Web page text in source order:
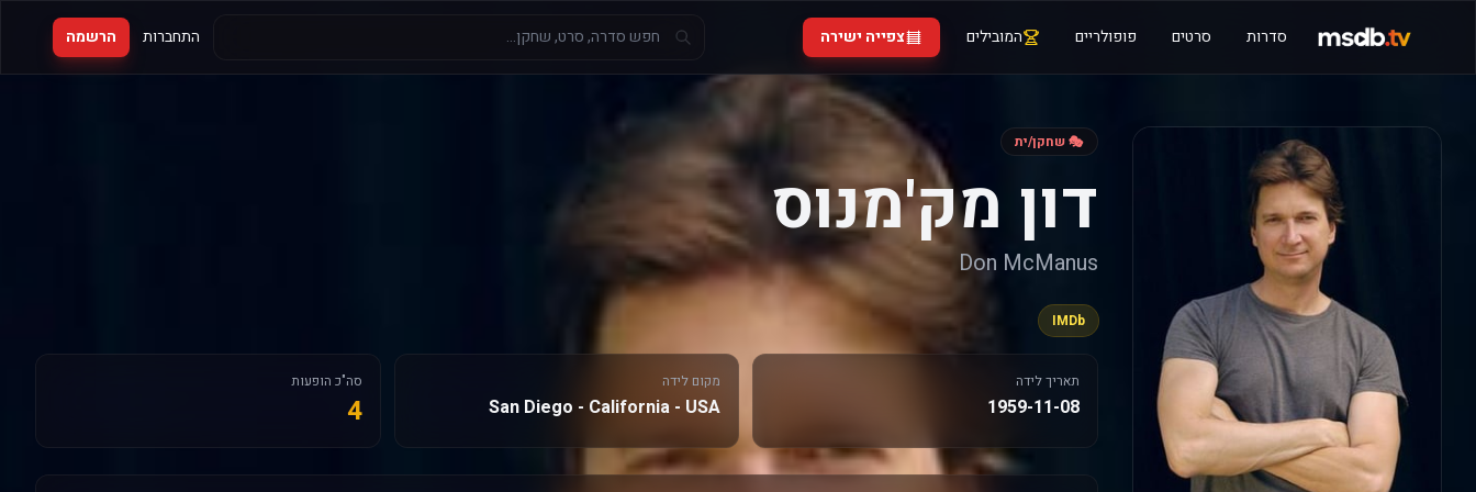
סדרות סרטים פופולריים המובילים צפייה ישירה התחברות הרשמה
🎭 שחקן/ית
דון מק'מנוס
Don McManus
IMDb
תאריך לידה
1959-11-08
מקום לידה
San Diego - California - USA
סה"כ הופעות
4